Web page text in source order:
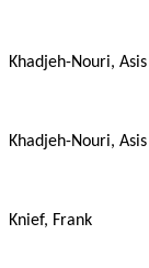
Khadjeh-Nouri, Asis
Khadjeh-Nouri, Asis
Knief, Frank